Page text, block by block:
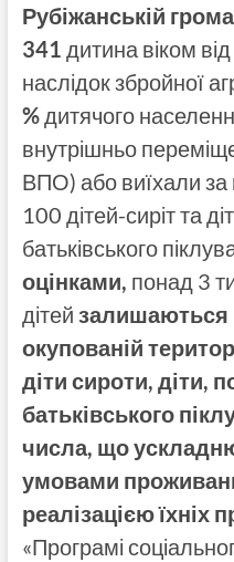
Рубіжанській
341 дитина віком
наслідок збройної
%дитячого
внутрішньо
ВПО) або виїхали за
100 дітей-сиріт та
батьківського
оцінками, понад 3
дітей залишаються
окупованій
діти сироти, діти,
батьківського
числа, що
умовами
реалізацією їхніх
«Програмі